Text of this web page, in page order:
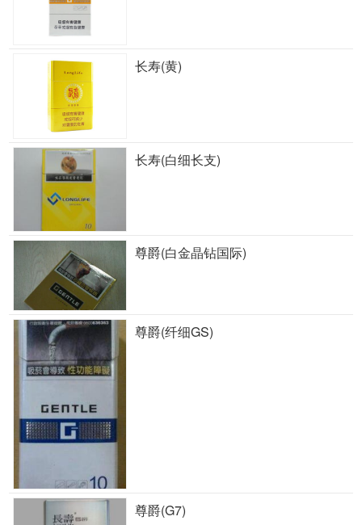
长寿(黄)
长寿(白细长支)
尊爵(白金晶钻国际)
尊爵(纤细GS)
尊爵(G7)